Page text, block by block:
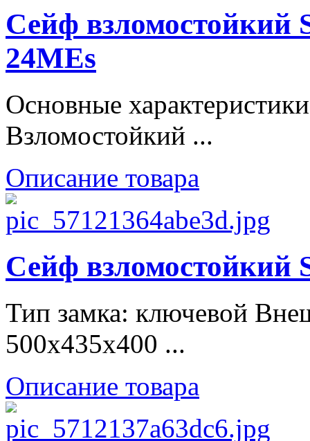
Сейф взломостойкий
24MEs
Основные
Взломостойкий ...
Описание товара
Сейф взломостойкий
Тип замка: ключевой
500х435х400 ...
Описание товара